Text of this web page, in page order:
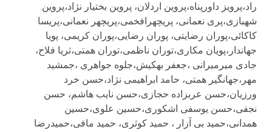
راد،پرویز داورپناه،پروین اردلان، پروین بختیار نژاد،پروین
شهبازی،پری نعمانی، پریچهرافخمی،پریچهر نعمانی،پریسا
کاکائی،پوران رضایتی، پوران رضایی،پوران کریمی، پویا
جهاندار،پویان مکاری،توران ناظمی،توران همتی،ثریا فلاح،
جادی میرمیرانی ،جعفر بهکیش،جلوه جواهری ،جمشید
مهر،جهانگیر همتی، حامد ابراهیمی نژاد،حسن خرد
ورزیان،حسن عربزاده حجازی،حسن نایب هاشم، حسن
نجفی،حسن یوسفی اشکوری،حسین علوی،حسین
همدانی،حمید بی آزار ، حمید کوثری، حمید مافی،حمیدرضا